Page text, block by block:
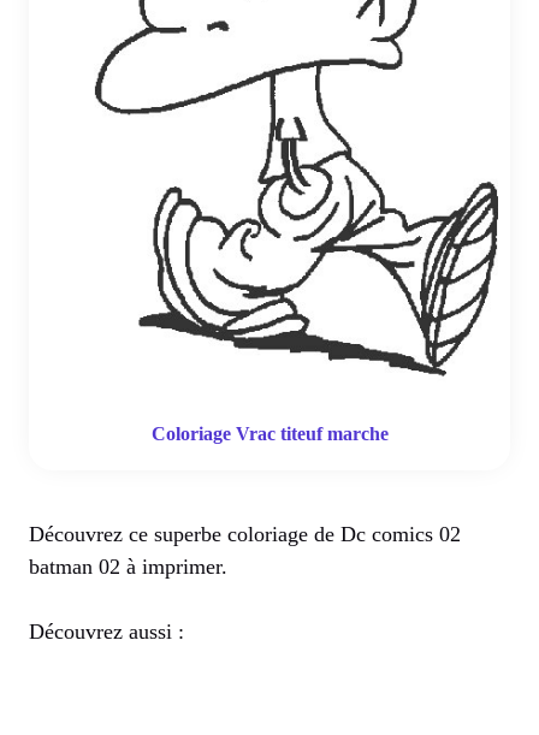
Coloriage Vrac titeuf marche
Découvrez ce superbe coloriage de Dc comics 02
batman 02 à imprimer.
Découvrez aussi :